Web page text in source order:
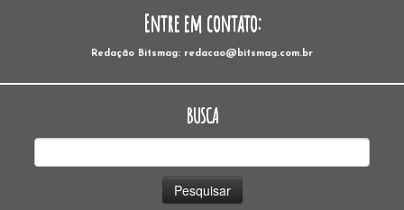
Entre em contato:
Redação Bitsmag: redacao@bitsmag.com.br
BUSCA